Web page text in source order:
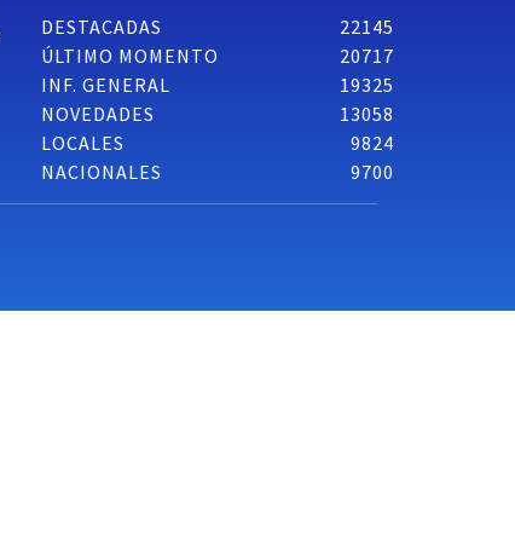
DESTACADAS
22145
ÚLTIMO MOMENTO
20717
INF. GENERAL
19325
NOVEDADES
13058
LOCALES
9824
NACIONALES
9700